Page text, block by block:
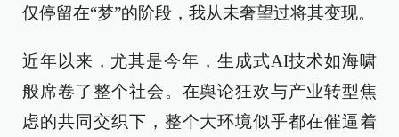
仅停留在“梦”的阶段，我从未奢望过将其变现。
近年以来，尤其是今年，生成式AI技术如海啸
般席卷了整个社会。在舆论狂欢与产业转型焦
虑的共同交织下，整个大环境似乎都在催逼着